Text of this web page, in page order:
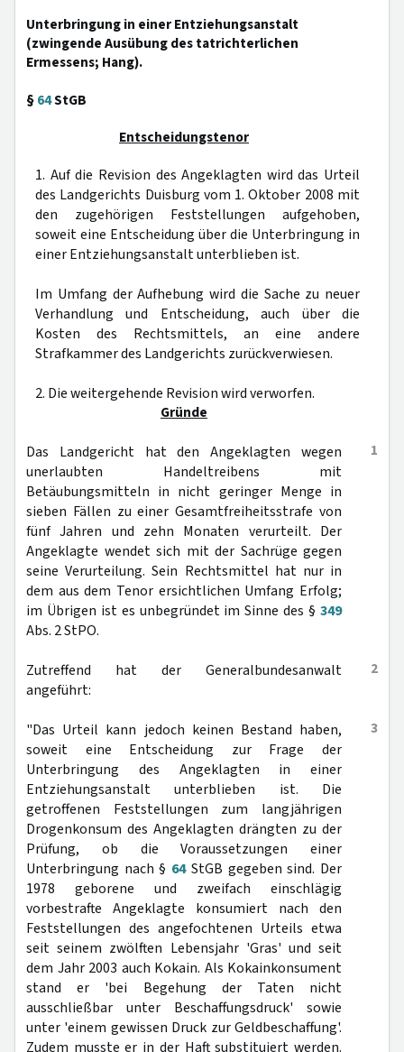
Unterbringung in einer Entziehungsanstalt
(zwingende Ausübung des tatrichterlichen
Ermessens; Hang).
§64StGB
Entscheidungstenor
1. Auf die Revision des Angeklagten wird das Urteil
des Landgerichts Duisburg vom 1. Oktober 2008 mit
den zugehörigen Feststellungen aufgehoben,
soweit eine Entscheidung über die Unterbringung in
einer Entziehungsanstalt unterblieben ist.
Im Umfang der Aufhebung wird die Sache zu neuer
Verhandlung und Entscheidung, auch über die
Kosten des Rechtsmittels, an eine andere
Strafkammer des Landgerichts zurückverwiesen.
2. Die weitergehende Revision wird verworfen.
Gründe
1
Das Landgericht hat den Angeklagten wegen
unerlaubten Handeltreibens mit
Betäubungsmitteln in nicht geringer Menge in
sieben Fällen zu einer Gesamtfreiheitsstrafe von
fünf Jahren und zehn Monaten verurteilt. Der
Angeklagte wendet sich mit der Sachrüge gegen
seine Verurteilung. Sein Rechtsmittel hat nur in
dem aus dem Tenor ersichtlichen Umfang Erfolg;
im Übrigen ist es unbegründet im Sinne des § 349
Abs. 2 StPO.
2
Zutreffend hat der Generalbundesanwalt
angeführt:
3
"Das Urteil kann jedoch keinen Bestand haben,
soweit eine Entscheidung zur Frage der
Unterbringung des Angeklagten in einer
Entziehungsanstalt unterblieben ist. Die
getroffenen Feststellungen zum langjährigen
Drogenkonsum des Angeklagten drängten zu der
Prüfung, ob die Voraussetzungen einer
Unterbringung nach § 64StGB gegeben sind. Der
1978 geborene und zweifach einschlägig
vorbestrafte Angeklagte konsumiert nach den
Feststellungen des angefochtenen Urteils etwa
seit seinem zwölften Lebensjahr 'Gras' und seit
dem Jahr 2003 auch Kokain. Als Kokainkonsument
stand er 'bei Begehung der Taten nicht
ausschließbar unter Beschaffungsdruck' sowie
unter 'einem gewissen Druck zur Geldbeschaffung'.
Zudem musste er in der Haft substituiert werden.